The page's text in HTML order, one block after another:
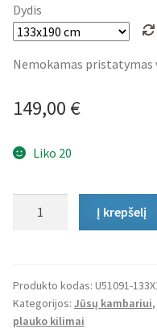
Dydis
Nemokamas pristatymas
149,00 €
Liko 20
Kilimas
Tessia
Į krepšelį
Produkto kodas: U51091-
Kategorijos: Jūsų kambariui,
plauko kilimai